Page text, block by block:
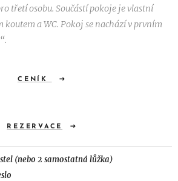
třetí osobu. Součástí pokoje je vlastní
koutem a WC. Pokoj se nachází v prvním
CENÍK
REZERVACE
(nebo 2 samostatná lůžka)